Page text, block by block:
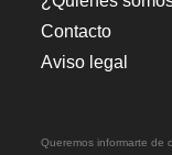
Contacto
Aviso legal
Queremos informarte de